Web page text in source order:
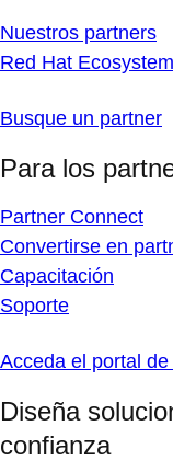
Nuestros partners
Red Hat
Busque un partner
Para los
Partner Connect
Convertirse en
Capacitación
Soporte
Acceda el portal
Diseña
confianza